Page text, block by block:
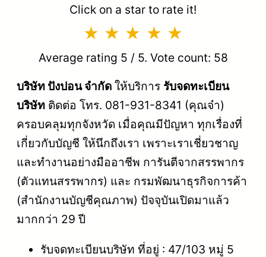
Click on a star to rate it!
Average rating 5 / 5. Vote count: 58
บริษัท ปังปอน จำกัด ให้บริการ รับจดทะเบียน
บริษัท ติดต่อ โทร. 081-931-8341 (คุณจ๋า)
ครอบคลุมทุกจังหวัด เมื่อคุณมีปัญหา ทุกเรื่องที่
เกี่ยวกับบัญชี ให้นึกถึงเรา เพราะเราเชี่ยวชาญ
และทำงานอย่างมืออาชีพ การันตีจากสรรพากร
(ตัวแทนสรรพากร) และ กรมพัฒนาธุรกิจการค้า
(สำนักงานบัญชีคุณภาพ) ปัจจุบันเปิดมาแล้ว
มากกว่า 29 ปี
รับจดทะเบียนบริษัท ที่อยู่ : 47/103 หมู่ 5